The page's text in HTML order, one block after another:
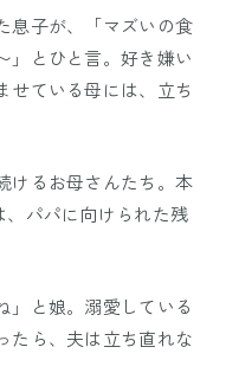
息子が、「マズいの食
」とひと言。好き嫌い
せている母には、立ち
けるお母さんたち。本
パパに向けられた残
」と娘。溺愛している
たら、夫は立ち直れな